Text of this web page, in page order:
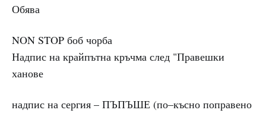
Обява
NON STOP боб чорба
Надпис на крайпътна кръчма след "Правешки
ханове
надпис на сергия – ПЪПЪШЕ (по–късно поправено